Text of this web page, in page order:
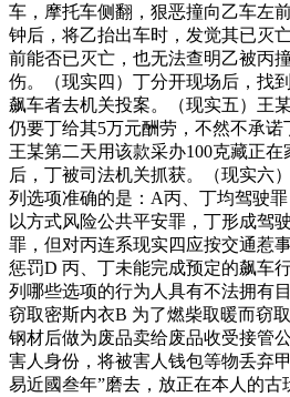
车，摩托车侧翻，狠恶撞向乙车左
钟后，将乙抬出车时，发觉其已灭
前能否已灭亡，也无法查明乙被丙
伤。（现实四）丁分开现场后，找
飙车者去机关投案。（现实五）王
仍要丁给其5万元酬劳，不然不承诺
王某第二天用该款采办100克藏正
后，丁被司法机关抓获。（现实六
列选项准确的是：A丙、丁均驾驶
以方式风险公共平安罪，丁形成驾
罪，但对丙连系现实四应按交通惹
惩罚D 丙、丁未能完成预定的飙车
列哪些选项的行为人具有不法拥有
窃取密斯内衣B 为了燃柴取暖而窃
钢材后做为废品卖给废品收受接管
害人身份，将被害人钱包等物丢弃
易近國叁年”磨去，放正在本人的古